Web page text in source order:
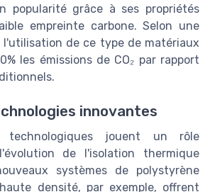
popularité grâce à ses propriétés
empreinte carbone. Selon une
l'utilisation de ce type de matériaux
les émissions de CO₂ par rapport
innovantes
technologiques jouent un rôle
de l'isolation thermique
systèmes de polystyrène
densité, par exemple, offrent